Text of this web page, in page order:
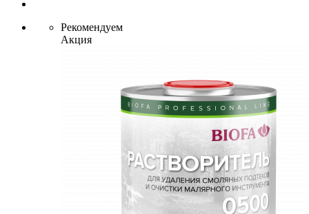
Рекомендуем
Акция